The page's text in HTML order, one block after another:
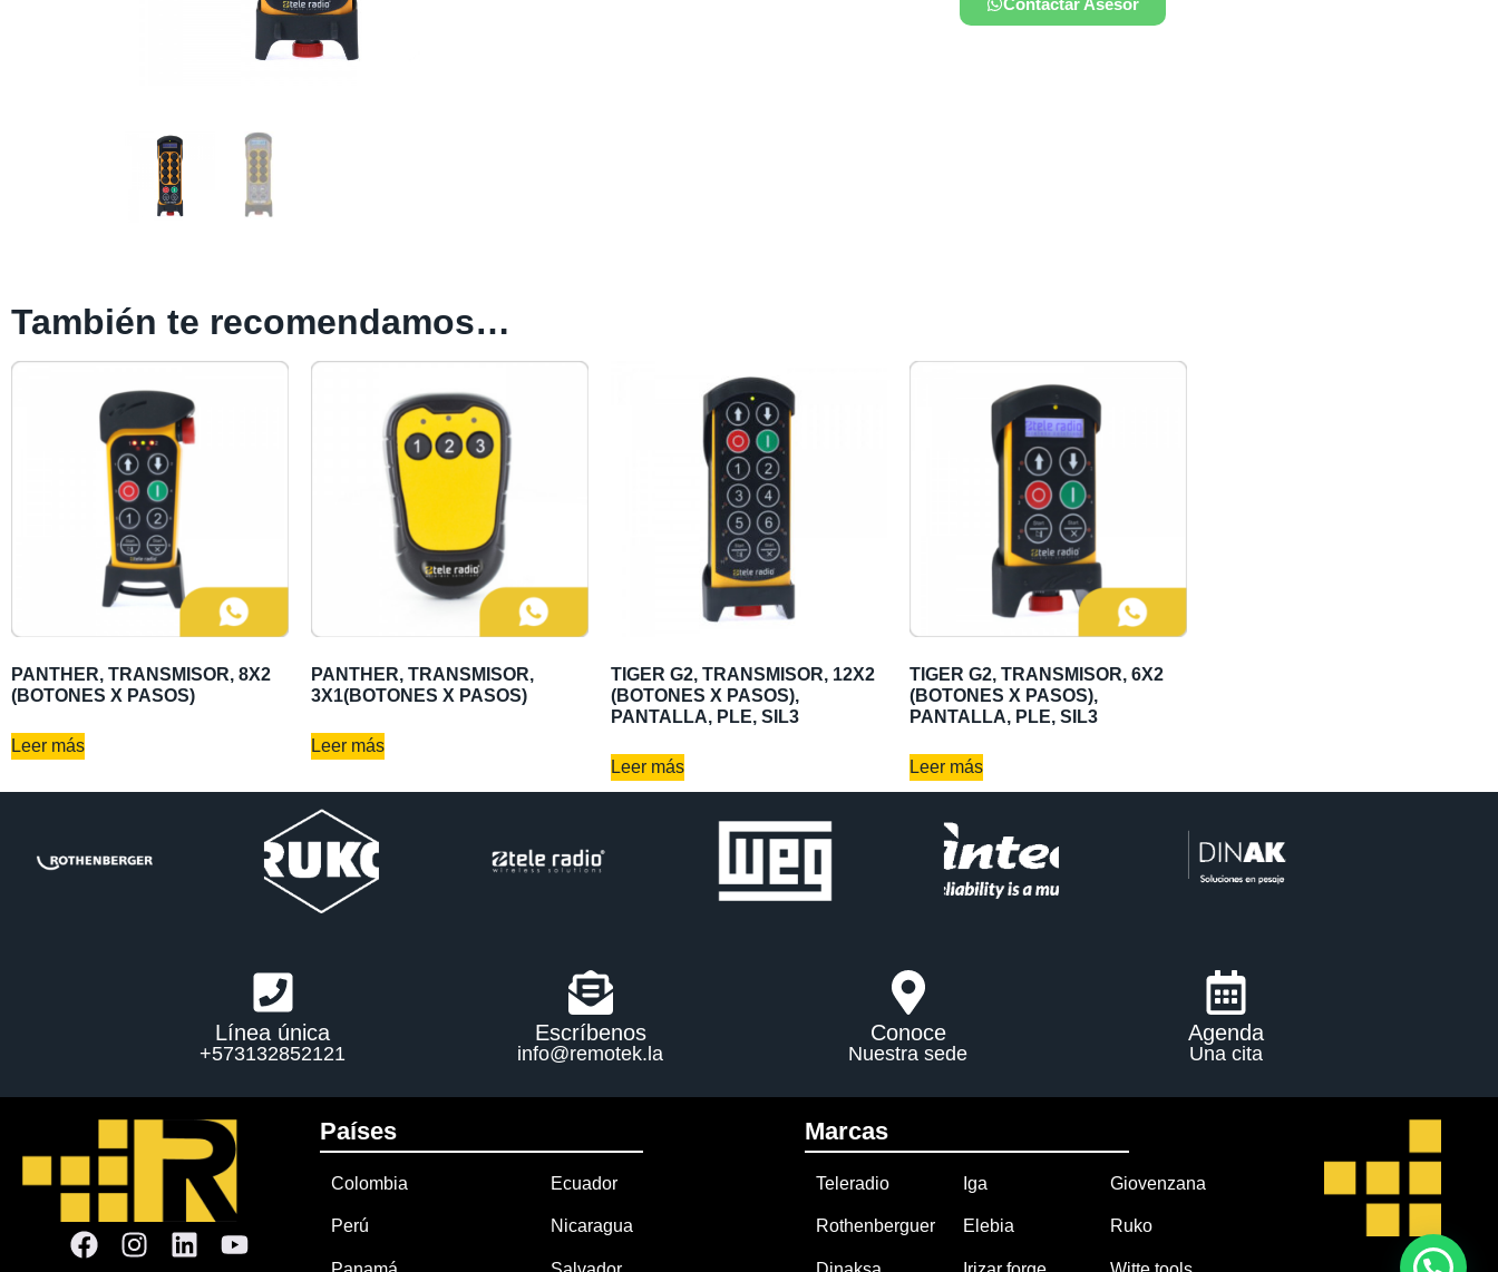
Contactar Asesor
También te recomendamos…
PANTHER, TRANSMISOR, 8X2
(BOTONES X PASOS)
Leer más
PANTHER, TRANSMISOR,
3X1(BOTONES X PASOS)
Leer más
TIGER G2, TRANSMISOR, 12X2
(BOTONES X PASOS),
PANTALLA, PLE, SIL3
Leer más
TIGER G2, TRANSMISOR, 6X2
(BOTONES X PASOS),
PANTALLA, PLE, SIL3
Leer más
Línea única
+573132852121
Escríbenos
info@remotek.la
Conoce
Nuestra sede
Agenda
Una cita
Países
Colombia
Perú
Ecuador
Nicaragua
Marcas
Teleradio
Rothenberguer
Iga
Elebia
Giovenzana
Ruko